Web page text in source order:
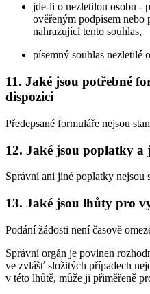
jde-li o nezletilou osobu -
ověřeným podpisem nebo
nahrazující tento souhlas,
písemný souhlas nezletilé
11. Jaké jsou potřebné
dispozici
Předepsané formuláře nejsou
12. Jaké jsou poplatky a
Správní ani jiné poplatky nejsou
13. Jaké jsou lhůty pro
Podání žádosti není časově
Správní orgán je povinen
ve zvlášť složitých případech
v této lhůtě, může ji přiměřeně